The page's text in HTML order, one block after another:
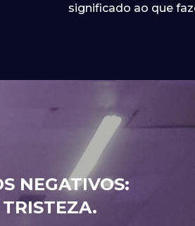
significado ao que
NEGATIVOS: